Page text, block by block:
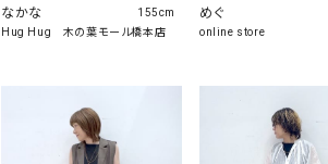
なかな
Hug Hug 木の葉モール橋本店
155cm
めぐ
online store